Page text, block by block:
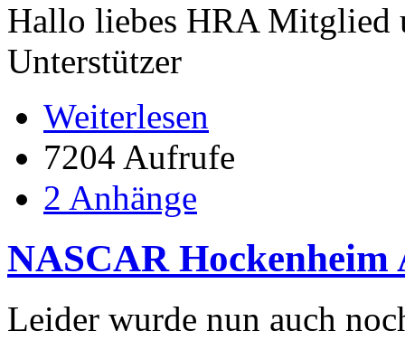
Hallo liebes HRA Mitglied
Unterstützer
Weiterlesen
7204 Aufrufe
2 Anhänge
NASCAR Hockenheim
Leider wurde nun auch